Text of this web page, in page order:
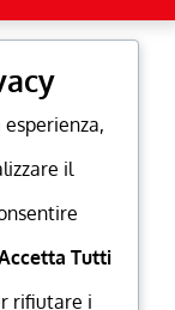
il
Tutti
rifiutare i